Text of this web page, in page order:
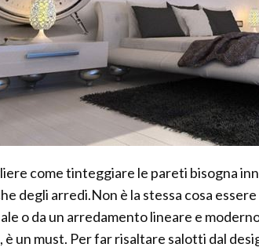
come tinteggiare le pareti bisogna
degli arredi.Non è la stessa cosa
o da un arredamento lineare e
è un must. Per far risaltare salotti dal